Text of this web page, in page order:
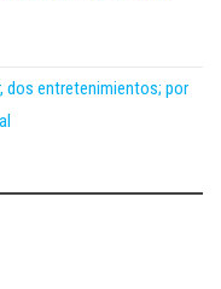
dos entretenimientos; por